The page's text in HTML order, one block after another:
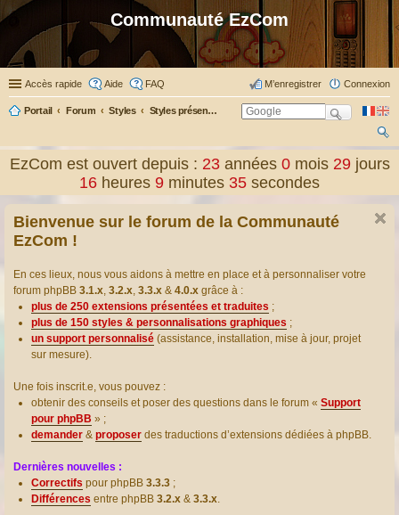
Communauté EzCom
Accès rapide Aide FAQ Connexion
M’enregistrer
Portail Forum Styles Styles présentés & traduits
er
EzCom est ouvert depuis : 23 années0 mois29 jours
16 heures 9 minutes 35 secondes
Bienvenue sur le forum de la Communauté
EzCom !
En ces lieux, nous vous aidons à mettre en place et à personnaliser votre
forum phpBB 3.1.x, 3.2.x, 3.3.x & 4.0.x grâce à :
plus de 250 extensions présentées et traduites ;
plus de 150 styles & personnalisations graphiques ;
un support personnalisé (assistance, installation, mise à jour, projet
sur mesure).
Une fois inscrit.e, vous pouvez :
obtenir des conseils et poser des questions dans le forum « Support
pour phpBB » ;
demander & proposer des traductions d’extensions dédiées à phpBB.
Dernières nouvelles :
Correctifs pour phpBB 3.3.3 ;
Différences entre phpBB 3.2.x & 3.3.x.